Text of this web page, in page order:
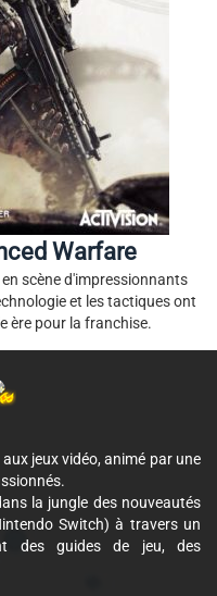
Warfare
scène d'impressionnants
et les tactiques ont
ère pour la franchise.
jeux vidéo, animé par une
la jungle des nouveautés
Switch) à travers un
des guides de jeu, des